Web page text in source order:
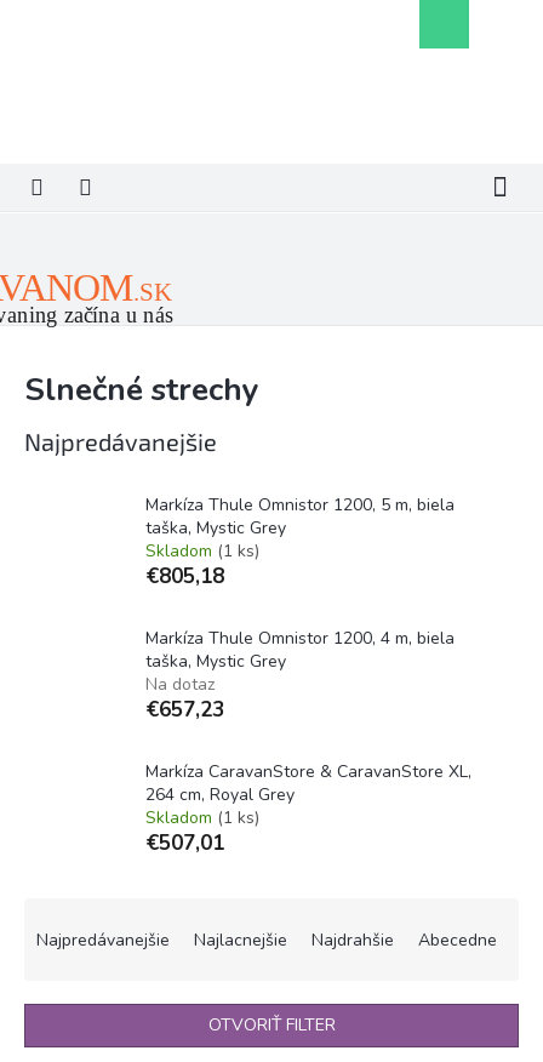
košík
Slnečné strechy
Najpredávanejšie
Markíza Thule Omnistor 1200, 5 m, biela
taška, Mystic Grey
Skladom (1 ks)
€805,18
Markíza Thule Omnistor 1200, 4 m, biela
taška, Mystic Grey
Na dotaz
€657,23
Markíza CaravanStore & CaravanStore XL,
264 cm, Royal Grey
Skladom (1 ks)
€507,01
i
Najpredávanejšie Najlacnejšie Najdrahšie Abecedne
OTVORIŤ FILTER